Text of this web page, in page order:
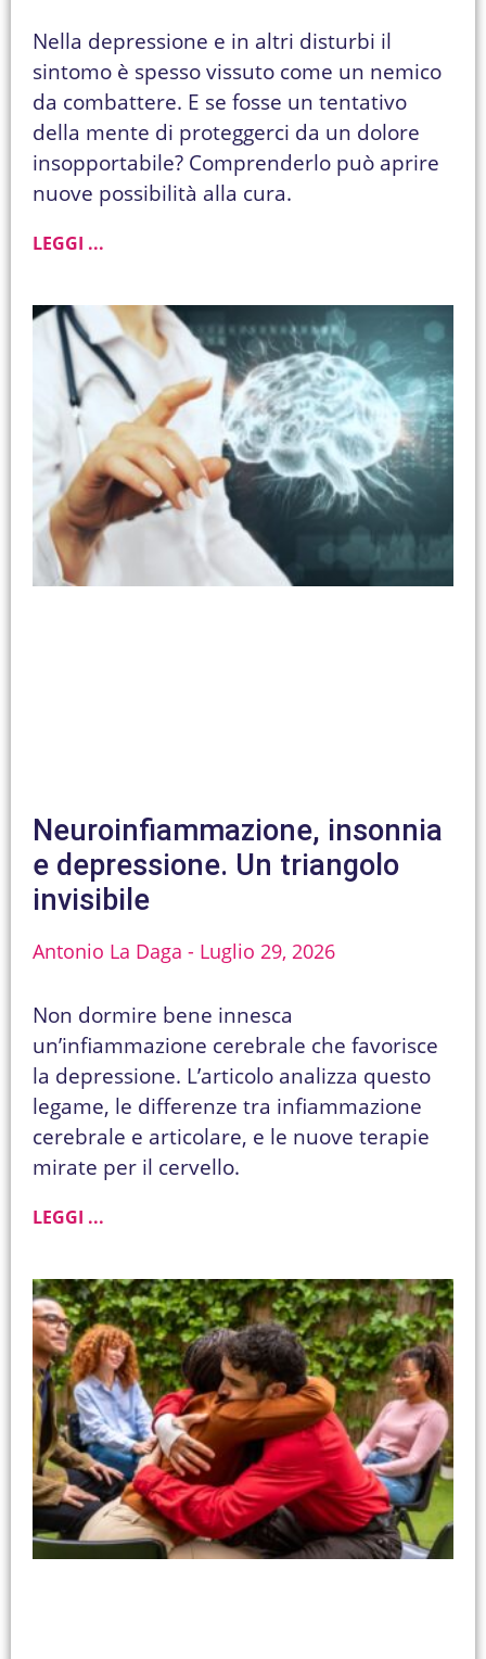
Nella depressione e in altri disturbi il
sintomo è spesso vissuto come un nemico
da combattere. E se fosse un tentativo
della mente di proteggerci da un dolore
insopportabile? Comprenderlo può aprire
nuove possibilità alla cura.
LEGGI ...
Neuroinfiammazione, insonnia
e depressione. Un triangolo
invisibile
Antonio La Daga Luglio 29, 2026
Non dormire bene innesca
un’infiammazione cerebrale che favorisce
la depressione. L’articolo analizza questo
legame, le differenze tra infiammazione
cerebrale e articolare, e le nuove terapie
mirate per il cervello.
LEGGI ...